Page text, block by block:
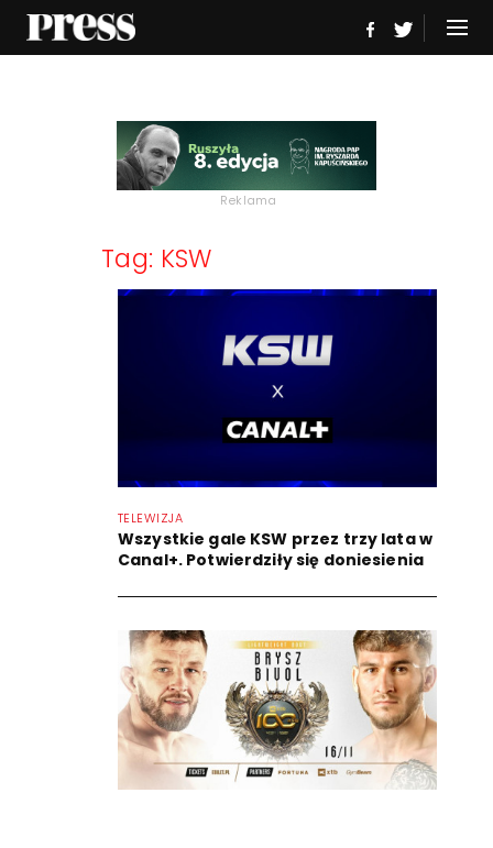
Reklama
Tag: KSW
TELEWIZJA
Wszystkie gale KSW przez trzy lata w
Canal+. Potwierdziły się doniesienia